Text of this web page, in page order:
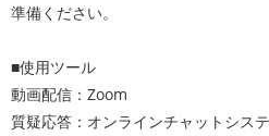
準備ください。
■使用ツール
動画配信：Zoom
質疑応答：オンラインチャットシス